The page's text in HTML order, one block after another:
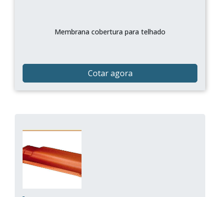
Membrana cobertura para telhado
Cotar agora